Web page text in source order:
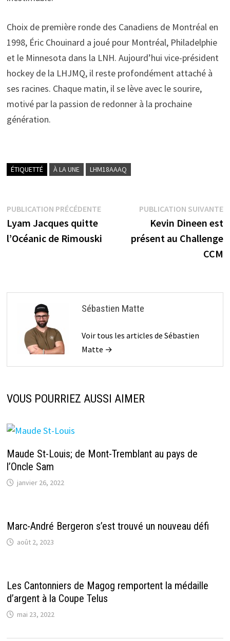
Choix de première ronde des Canadiens de Montréal en
1998, Éric Chouinard a joué pour Montréal, Philadelphie
et le Minnesota dans la LNH. Aujourd’hui vice-président
hockey de la LHJMQ, il reste profondément attaché à
ses racines. Chaque matin, il se lève avec le sourire,
motivé par la passion de redonner à la prochaine
génération.
ÉTIQUETTÉ À LA UNE LHM18AAAQ
Navigation
de
PUBLICATION PRÉCÉDENTEPublication
Lyam Jacques quitte
l’Océanic de Rimouski
PUBLICATION SUIVANTE
Kevin Dineen est
présent au Challenge
CCM
Sébastien Matte
Voir tous les articles de Sébastien
Matte →
VOUS POURRIEZ AUSSI AIMER
Maude St-Louis; de Mont-Tremblant au pays de
l’Oncle Sam
janvier 26, 2022
Marc-André Bergeron s’est trouvé un nouveau défi
août 2, 2023
Les Cantonniers de Magog remportent la médaille
d’argent à la Coupe Telus
mai 23, 2022